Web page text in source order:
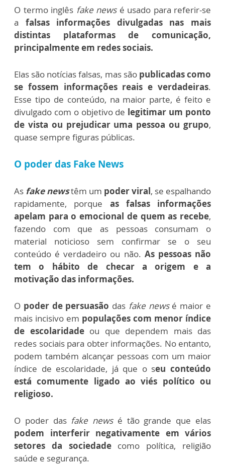
O termo inglês fake newsé usado para referir-se
a falsas informações divulgadas nas mais
distintas plataformas de comunicação,
principalmente em redes sociais.
Elas são notícias falsas, mas são publicadas como
se fossem informações reais e verdadeiras.
Esse tipo de conteúdo, na maior parte, é feito e
divulgado com o objetivo de legitimar um ponto
de vista ou prejudicar uma pessoa ou grupo,
quase sempre figuras públicas.
O poder das Fake News
As fake newstêm um poder viral, se espalhando
rapidamente, porque as falsas informações
apelam para o emocional de quem as recebe,
fazendo com que as pessoas consumam o
material noticioso sem confirmar se o seu
conteúdo é verdadeiro ou não. As pessoas não
tem o hábito de checar a origem e a
motivação das informações.
O poder de persuasão das fake newsé maior e
mais incisivo em populações com menor índice
de escolaridadeou que dependem mais das
redes sociais para obter informações. No entanto,
podem também alcançar pessoas com um maior
índice de escolaridade, já que o seu conteúdo
está comumente ligado ao viés político ou
religioso.
O poder das fake newsé tão grande que elas
podem interferir negativamente em vários
setores da sociedadecomo política, religião
saúde e segurança.